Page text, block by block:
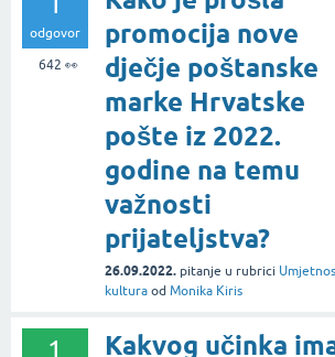
odgovor
642 👀
promocija nove
dječje poštanske
marke Hrvatske
pošte iz 2022.
godine na temu
važnosti
prijateljstva?
26.09.2022. pitanje u rubrici
kultura od Monika Kiris
1 Kakvog učinka